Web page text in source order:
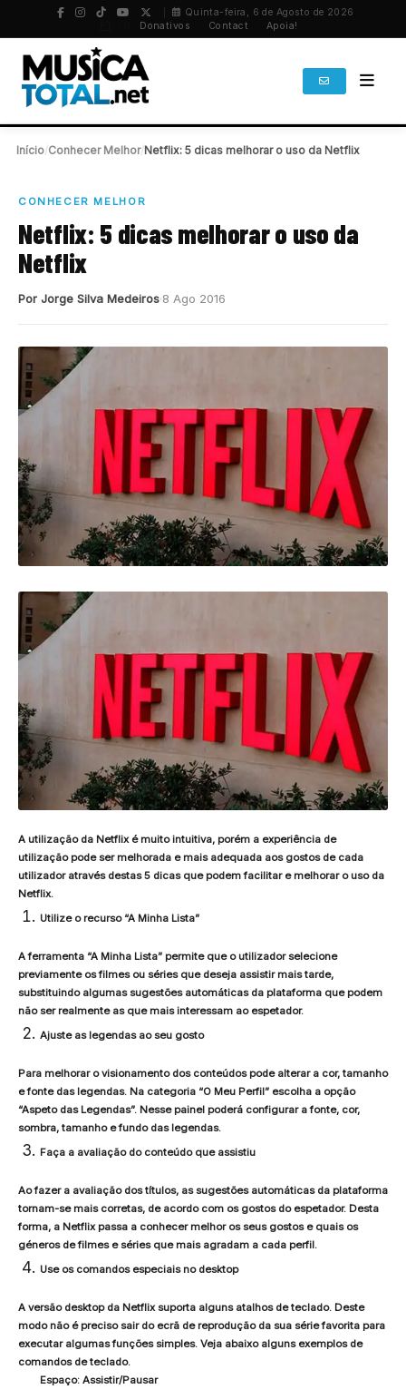
Quinta-feira, 6 de Agosto de 2026
Donativos Contact Apoia!
Início Conhecer Melhor/ Netflix: 5 dicas melhorar o uso da Netflix
CONHECER MELHOR
Netflix: 5 dicas melhorar o uso da
Netflix
Por Jorge Silva Medeiros 8 Ago 2016
A utilização da Netflix é muito intuitiva, porém a experiência de
utilização pode ser melhorada e mais adequada aos gostos de cada
utilizador através destas 5 dicas que podem facilitar e melhorar o uso da
Netflix.
Utilize o recurso “A Minha Lista”
A ferramenta “A Minha Lista” permite que o utilizador selecione
previamente os filmes ou séries que deseja assistir mais tarde,
substituindo algumas sugestões automáticas da plataforma que podem
não ser realmente as que mais interessam ao espetador.
Ajuste as legendas ao seu gosto
Para melhorar o visionamento dos conteúdos pode alterar a cor, tamanho
e fonte das legendas. Na categoria “O Meu Perfil” escolha a opção
“Aspeto das Legendas”. Nesse painel poderá configurar a fonte, cor,
sombra, tamanho e fundo das legendas.
Faça a avaliação do conteúdo que assistiu
Ao fazer a avaliação dos títulos, as sugestões automáticas da plataforma
tornam-se mais corretas, de acordo com os gostos do espetador. Desta
forma, a Netflix passa a conhecer melhor os seus gostos e quais os
géneros de filmes e séries que mais agradam a cada perfil.
Use os comandos especiais no desktop
A versão desktop da Netflix suporta alguns atalhos de teclado. Deste
modo não é preciso sair do ecrã de reprodução da sua série favorita para
executar algumas funções simples. Veja abaixo alguns exemplos de
comandos de teclado.
Espaço: Assistir/Pausar